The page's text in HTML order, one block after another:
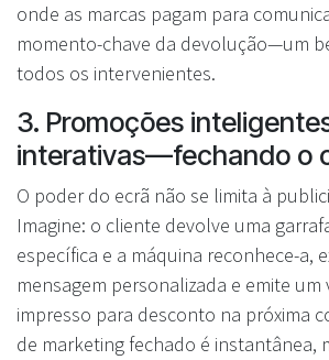
onde as marcas pagam para
momento-chave da devolução—um
todos os intervenientes.
3. Promoções
interativas—fechando o
O poder do ecrã não se limita à
Imagine: o cliente devolve uma
específica e a máquina reconhece-a,
mensagem personalizada e emite um
impresso para desconto na próxima
de marketing fechado é instantânea,